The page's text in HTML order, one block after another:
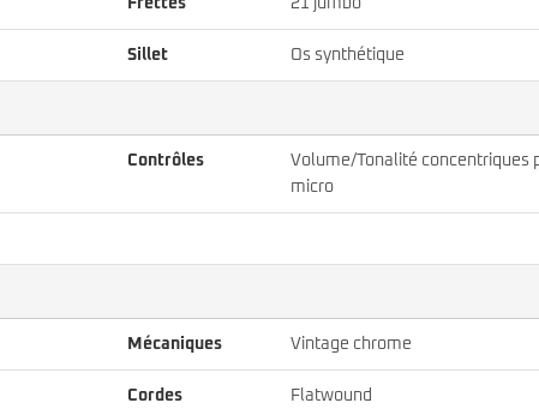
Sillet Os synthétique
Contrôles
Volume/Tonalité concentriques
micro
Mécaniques Vintage chrome
Cordes Flatwound